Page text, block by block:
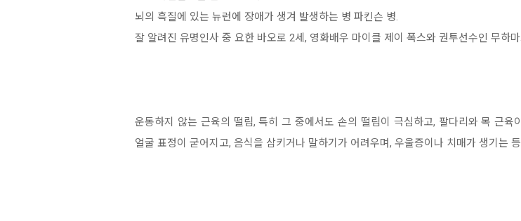
뇌의 흑질에 있는 뉴런에 장애가 생겨 발생하는 병 파킨슨 병.
잘 알려진 유명인사 중 요한 바오로 2세, 영화배우 마이클 제이 폭스와 권투선수인 무하
운동하지 않는 근육의 떨림, 특히 그 중에서도 손의 떨림이 극심하고, 팔다리와 목 근
얼굴 표정이 굳어지고, 음식을 삼키거나 말하기가 어려우며, 우울증이나 치매가 생기는